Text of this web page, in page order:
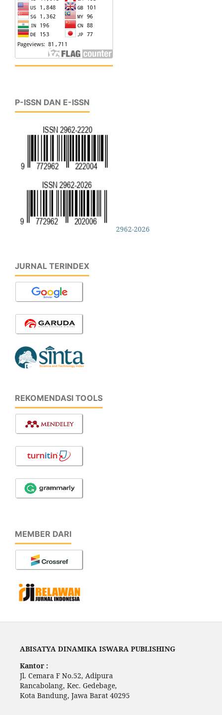
P-ISSN DAN E-ISSN
2962-2026
JURNAL TERINDEX
REKOMENDASI TOOLS
MEMBER DARI
ABISATYA DINAMIKA ISWARA PUBLISHING
Kantor :
Jl. Cemara F No.52, Adipura
Rancabolang, Kec. Gedebage,
Kota Bandung, Jawa Barat 40295